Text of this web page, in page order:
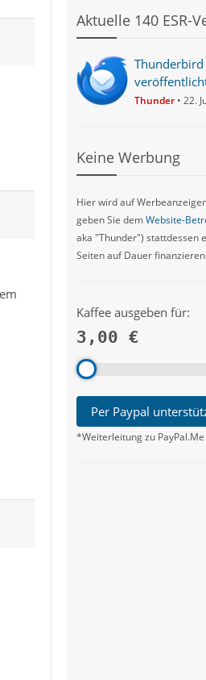
Aktuelle 140 ESR-
Thunderbird
Thunder 22.
Keine Werbung
Hier wird auf
geben Sie demWebsite-
aka "Thunder") stattdessen
Seiten auf Dauer
Kaffee ausgeben für:
3,00 €
Per Paypal
*Weiterleitung zu PayPal.Me